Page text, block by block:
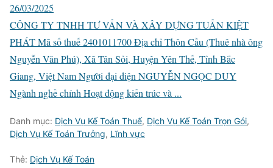
26/03/2025
CÔNG TY TNHH TƯ VẤN VÀ XÂY DỰNG TUẤN KIỆT
PHÁT Mã số thuế 2401011700 Địa chỉ Thôn Cầu (Thuê nhà ông
Nguyễn Văn Phú), Xã Tân Sỏi, Huyện Yên Thế, Tỉnh Bắc
Giang, Việt Nam Người đại diện NGUYỄN NGỌC DUY
Ngành nghề chính Hoạt động kiến trúc và ...
Danh mục: Dịch Vụ Kế Toán Thuế, Dịch Vụ Kế Toán Trọn Gói,
Dịch Vụ Kế Toán Trưởng, Lĩnh vực
Thẻ: Dịch Vụ Kế Toán